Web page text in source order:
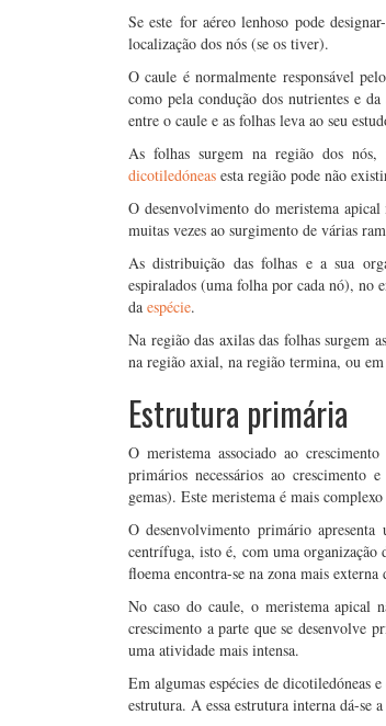
Se este for aéreo lenhoso pode
localização dos nós (se os tiver).
O caule é normalmente responsável
como pela condução dos nutrientes e
entre o caule e as folhas leva ao seu
As folhas surgem na região dos nós,
dicotiledóneas esta região pode não
O desenvolvimento do meristema
muitas vezes ao surgimento de várias
As distribuição das folhas e a sua
espiralados (uma folha por cada nó), no
da espécie.
Na região das axilas das folhas surgem
na região axial, na região termina, ou em
Estrutura primária
O meristema associado ao
primários necessários ao crescimento
gemas). Este meristema é mais
O desenvolvimento primário
centrífuga, isto é, com uma
floema encontra-se na zona mais externa
No caso do caule, o meristema apical
crescimento a parte que se desenvolve
uma atividade mais intensa.
Em algumas espécies de dicotiledóneas
estrutura. A essa estrutura interna dá-se